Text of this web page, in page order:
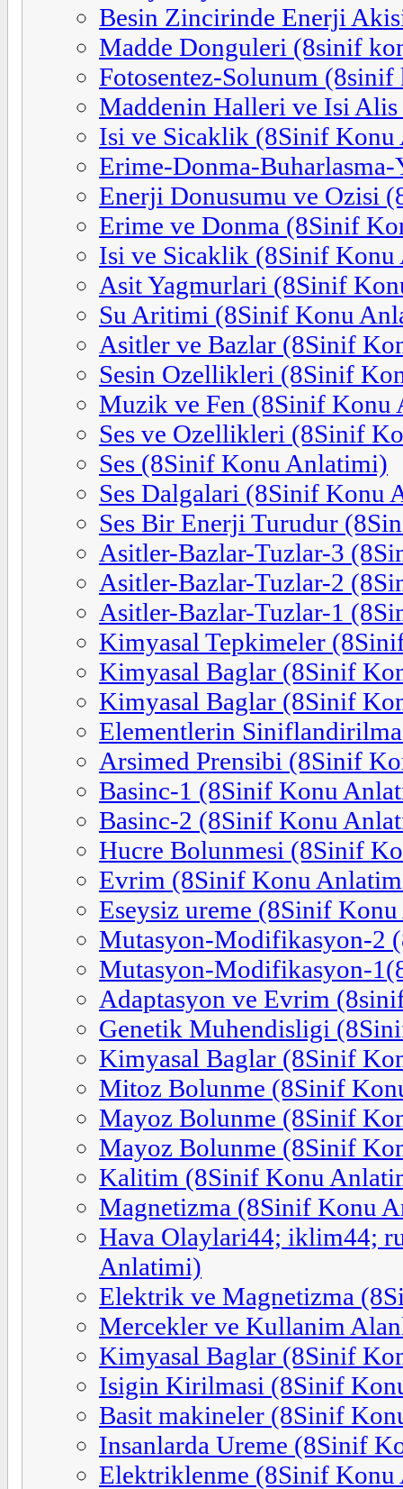
Besin Zincirinde Enerji
Madde Donguleri (8sinif
Fotosentez-Solunum
Maddenin Halleri ve Isi
Isi ve Sicaklik (8Sinif
Erime-Donma-
Enerji Donusumu ve Ozisi
Erime ve Donma (8Sinif
Isi ve Sicaklik (8Sinif
Asit Yagmurlari (8Sinif
Su Aritimi (8Sinif Konu
Asitler ve Bazlar (8Sinif
Sesin Ozellikleri (8Sinif
Muzik ve Fen (8Sinif Konu
Ses ve Ozellikleri (8Sinif
Ses (8Sinif Konu Anlatimi)
Ses Dalgalari (8Sinif Konu
Ses Bir Enerji Turudur
Asitler-Bazlar-Tuzlar-3
Asitler-Bazlar-Tuzlar-2
Asitler-Bazlar-Tuzlar-1
Kimyasal Tepkimeler
Kimyasal Baglar (8Sinif
Kimyasal Baglar (8Sinif
Elementlerin
Arsimed Prensibi (8Sinif
Basinc-1 (8Sinif Konu
Basinc-2 (8Sinif Konu
Hucre Bolunmesi (8Sinif
Evrim (8Sinif Konu
Eseysiz ureme (8Sinif
Mutasyon-Modifikasyon-2
Mutasyon-Modifikasyon-
Adaptasyon ve Evrim
Genetik Muhendisligi
Kimyasal Baglar (8Sinif
Mitoz Bolunme (8Sinif
Mayoz Bolunme (8Sinif
Mayoz Bolunme (8Sinif
Kalitim (8Sinif Konu
Magnetizma (8Sinif Konu
Hava Olaylari44; iklim44;
Anlatimi)
Elektrik ve Magnetizma
Mercekler ve Kullanim
Kimyasal Baglar (8Sinif
Isigin Kirilmasi (8Sinif
Basit makineler (8Sinif
Insanlarda Ureme (8Sinif
Elektriklenme (8Sinif